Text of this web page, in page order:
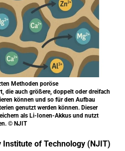
Methoden poröse
die auch größere, doppelt oder dreifach
können und so für den Aufbau
genutzt werden können. Dieser
als Li-Ionen-Akkus und nutzt
© NJIT
Institute of Technology (NJIT)